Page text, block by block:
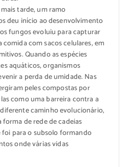
tarde, um ramo
deu início ao desenvolvimento
fungos evoluiu para capturar
com sacos celulares, em
Quando as espécies
aquáticos, organismos
a perda de umidade. Nas
peles compostas por
como uma barreira contra a
caminho evolucionário,
de rede de cadeias
foi para o subsolo formando
onde várias vidas